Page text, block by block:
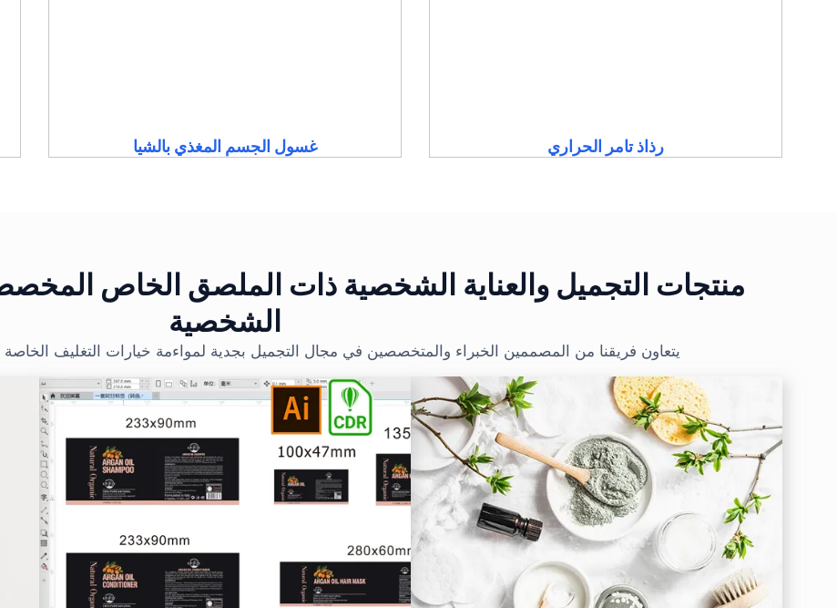
رذاذ تامر الحراري غسول الجسم المغذي بالشيا
منتجات التجميل والعناية الشخصية ذات الملصق الخاص المخصص
الشخصية
يتعاون فريقنا من المصممين الخبراء والمتخصصين في مجال التجميل بجدية لمواءمة خيارات التغليف